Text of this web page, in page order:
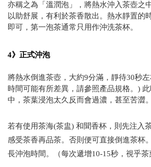
亦稱之為「溫潤泡」，將熱水沖入茶壺之
以助舒展，有利於茶香散出。熱水靜置的
即可，第一泡茶通常只用作沖洗茶杯。
4》正式沖泡
將熱水倒進茶壺，大約9分滿，靜待30秒
時間可能有所差異，請參照產品規格。)
中，茶葉浸泡太久反而會過濃，甚至苦澀。
若有使用茶海(茶盅) 和聞香杯，則先注入
感受茶香再品茶。否則便可直接倒進茶杯
長沖泡時間。（每次遞增10-15秒，視乎茶